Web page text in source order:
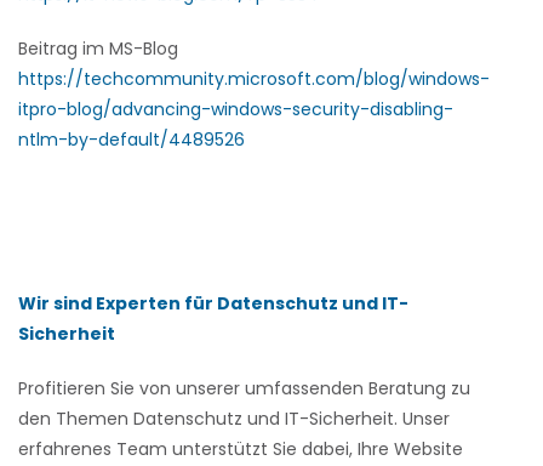
Beitrag im MS-Blog
https://techcommunity.microsoft.com/blog/windows-
itpro-blog/advancing-windows-security-disabling-
ntlm-by-default/4489526
Wir sind Experten für Datenschutz und IT-
Sicherheit
Profitieren Sie von unserer umfassenden Beratung zu
den Themen Datenschutz und IT-Sicherheit. Unser
erfahrenes Team unterstützt Sie dabei, Ihre Website